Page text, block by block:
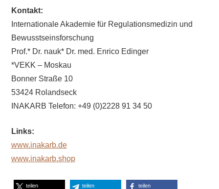
Kontakt:
Internationale Akademie für Regulationsmedizin und
Bewusstseinsforschung
Prof.* Dr. nauk* Dr. med. Enrico Edinger
*VEKK – Moskau
Bonner Straße 10
53424 Rolandseck
INAKARB Telefon: +49 (0)2228 91 34 50
Links:
www.inakarb.de
www.inakarb.shop
teilen teilen teilen